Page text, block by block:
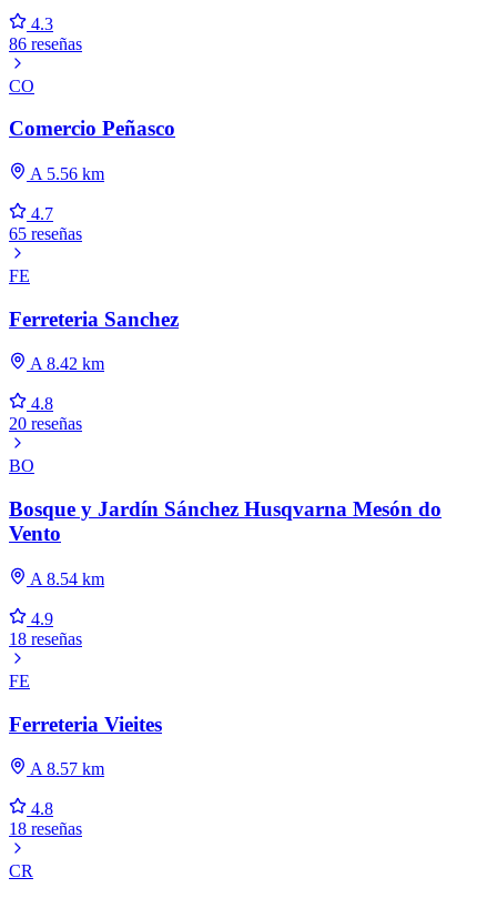
4.3
86 reseñas
CO
Comercio Peñasco
A 5.56 km
4.7
65 reseñas
FE
Ferreteria Sanchez
A 8.42 km
4.8
20 reseñas
BO
Bosque y Jardín Sánchez Husqvarna Mesón do
Vento
A 8.54 km
4.9
18 reseñas
FE
Ferreteria Vieites
A 8.57 km
4.8
18 reseñas
CR